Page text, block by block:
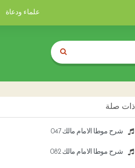
علماء ودعاة
ذات صلة
شرح موطأ الامام مالك 047
شرح موطأ الامام مالك 082